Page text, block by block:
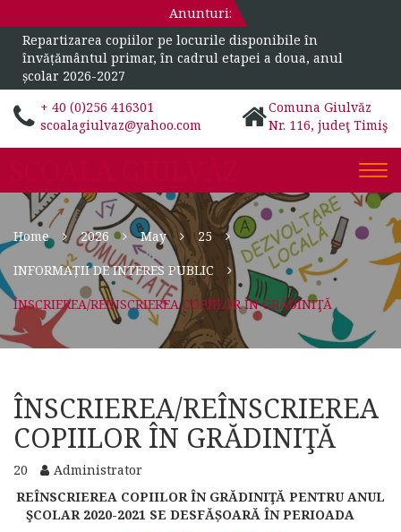
Anunturi:
Repartizarea copiilor pe locurile disponibile în
învățământul primar, în cadrul etapei a doua, anul
școlar 2026-2027
+ 40 (0)256 416301
scoalagiulvaz@yahoo.com
Comuna Giulvăz
Nr. 116, judeţ Timiş
Home 2026 May
25
INFORMAȚII DE INTERES PUBLIC
ÎNSCRIEREA/REÎNSCRIEREA COPIILOR ÎN GRĂDINIŢĂ
ÎNSCRIEREA/REÎNSCRIEREA
COPIILOR ÎN GRĂDINIŢĂ
20
Administrator
REÎNSCRIEREA COPIILOR ÎN GRĂDINIŢĂ PENTRU ANUL
ŞCOLAR 2020-2021 SE DESFĂȘOARĂ ÎN PERIOADA